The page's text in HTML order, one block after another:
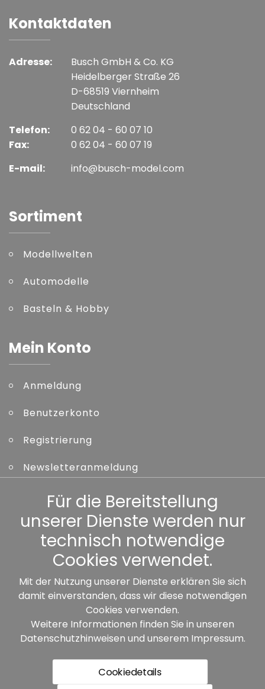
Kontaktdaten
Adresse:
Busch GmbH & Co. KG
Heidelberger Straße 26
D-68519 Viernheim
Deutschland
Telefon:
Fax:
0 62 04 - 60 07 10
0 62 04 - 60 07 19
E-mail:
info@busch-model.com
Sortiment
Modellwelten
Automodelle
Basteln & Hobby
Mein Konto
Anmeldung
Benutzerkonto
Registrierung
Newsletteranmeldung
Kennwort vergessen
Sonstiges
Unsere Partner:
Für die Bereitstellung
unserer Dienste werden nur
technisch notwendige
Cookies verwendet.
Mit der Nutzung unserer Dienste erklären Sie sich
damit einverstanden, dass wir diese notwendigen
Cookies verwenden.
Weitere Informationen finden Sie in unseren
Datenschutzhinweisen und unserem Impressum.
Cookiedetails